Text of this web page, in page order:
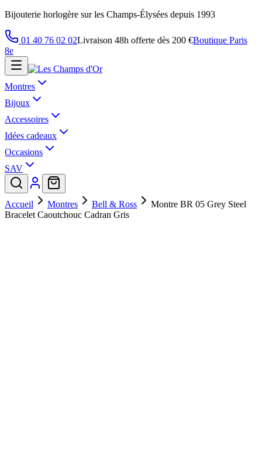
Bijouterie horlogère sur les Champs-Élysées depuis 1993
01 40 76 02 02Livraison 48h offerte dès 200 €Boutique Paris
8e
Montres
Bijoux
Accessoires
Idées cadeaux
Occasions
SAV
Accueil Montres Bell & Ross
Montre BR 05 Grey Steel
Bracelet Caoutchouc Cadran Gris